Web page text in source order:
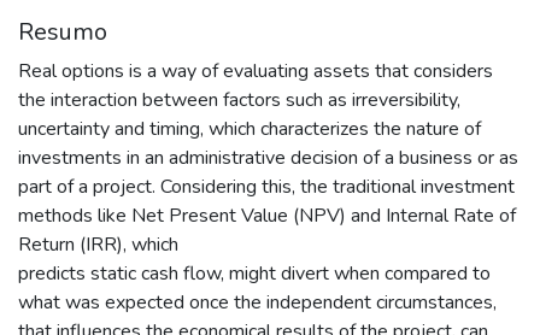
Resumo
Real options is a way of evaluating assets that considers
the interaction between factors such as irreversibility,
uncertainty and timing, which characterizes the nature of
investments in an administrative decision of a business or as
part of a project. Considering this, the traditional investment
methods like Net Present Value (NPV) and Internal Rate of
Return (IRR), which
predicts static cash flow, might divert when compared to
what was expected once the independent circumstances,